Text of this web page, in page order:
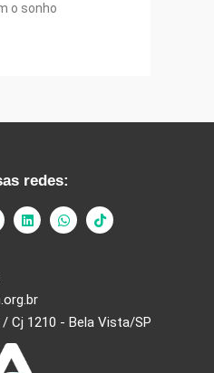
o sonho
redes:
/ Cj 1210 - Bela Vista/SP